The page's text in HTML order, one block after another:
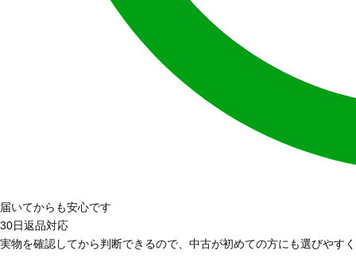
届いてからも安心です
30日返品対応
実物を確認してから判断できるので、中古が初めての方にも選びやす